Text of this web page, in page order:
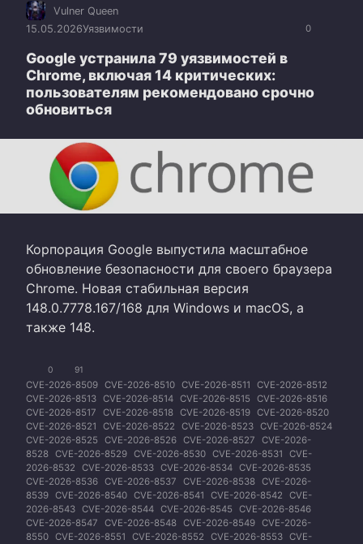
0
Vulner Queen
15.05.2026Уязвимости
Google устранила 79 уязвимостей в
Chrome, включая 14 критических:
пользователям рекомендовано срочно
обновиться
Корпорация Google выпустила масштабное
обновление безопасности для своего браузера
Chrome. Новая стабильная версия
148.0.7778.167/168 для Windows и macOS, а
также 148.
0 91
CVE-2026-8509 CVE-2026-8510 CVE-2026-8511
CVE-2026-8512
CVE-2026-8513 CVE-2026-8514 CVE-2026-8515
CVE-2026-8516
CVE-2026-8517
CVE-2026-8518 CVE-2026-8519 CVE-2026-8520
CVE-2026-8521
CVE-2026-8522 CVE-2026-8523 CVE-2026-8524
CVE-2026-8525
CVE-2026-8526 CVE-2026-8527
CVE-2026-
8528 CVE-2026-8529 CVE-2026-8530 CVE-2026-8531
CVE-
2026-8532
CVE-2026-8533 CVE-2026-8534 CVE-2026-8535
CVE-2026-8536 CVE-2026-8537 CVE-2026-8538 CVE-2026-
8539 CVE-2026-8540 CVE-2026-8541 CVE-2026-8542
CVE-
2026-8543 CVE-2026-8544 CVE-2026-8545
CVE-2026-8546
CVE-2026-8547
CVE-2026-8548 CVE-2026-8549 CVE-2026-
8550 CVE-2026-8551 CVE-2026-8552 CVE-2026-8553 CVE-